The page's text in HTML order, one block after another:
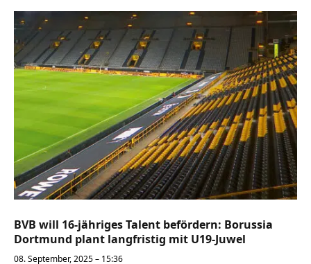
BVB will 16-jähriges Talent befördern: Borussia
Dortmund plant langfristig mit U19-Juwel
08. September, 2025 – 15:36